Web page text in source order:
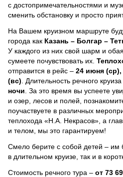
с достопримечательностями и
сменить обстановку и просто
На Вашем круизном маршруте
города как Казань – Болгар –
У каждого из них свой шарм и
сумеете почувствовать их.
отправится в рейс – 24 июня
(вс) . Длительность речного
ночи За это время вы успеете
и озер, лесов и полей,
поучаствуете в различных
теплохода «Н.А. Некрасов», а
и телом, мы это гарантируем!
Смело берите с собой детей – им
в длительном круизе, так и в
Стоимость речного тура – от 73